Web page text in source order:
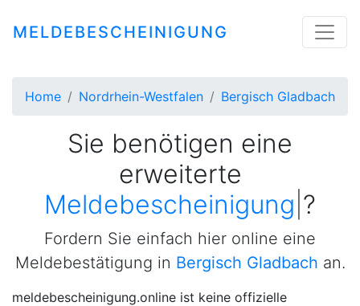
MELDEBESCHEINIGUNG
Home Nordrhein-Westfalen Bergisch Gladbach
Sie benötigen eine
erweiterte
Meldebescheinigung ?
Fordern Sie einfach hier online eine
Meldebestätigung in Bergisch Gladbach an.
meldebescheinigung.online ist keine offizielle